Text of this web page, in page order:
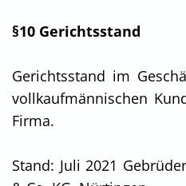
§10 Gerichtsstand
Gerichtsstand im
vollkaufmännischen
Firma.
Stand: Juli 2021